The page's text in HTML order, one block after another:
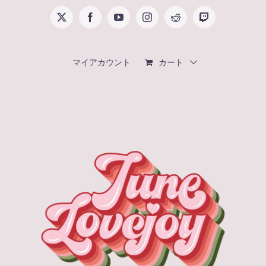
X FacebookYouTubeInstagramReddit Twitch
マイアカウント カート